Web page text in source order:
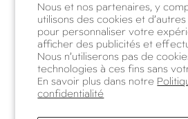
Nous et nos partenaires, y
utilisons des cookies et
pour personnaliser votre
afficher des publicités et
Nous n’utiliserons pas de
technologies à ces fins sans
En savoir plus dans notre
confidentialité